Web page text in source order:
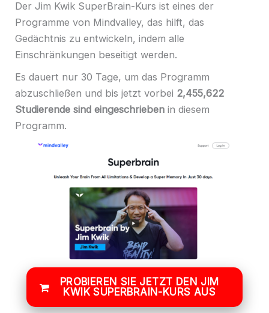
Der Jim Kwik SuperBrain-Kurs ist eines der
Programme von Mindvalley, das hilft, das
Gedächtnis zu entwickeln, indem alle
Einschränkungen beseitigt werden.
Es dauert nur 30 Tage, um das Programm
abzuschließen und bis jetzt vorbei 2,455,622
Studierende sind eingeschrieben in diesem
Programm.
PROBIEREN SIE JETZT DEN JIM
KWIK SUPERBRAIN-KURS AUS